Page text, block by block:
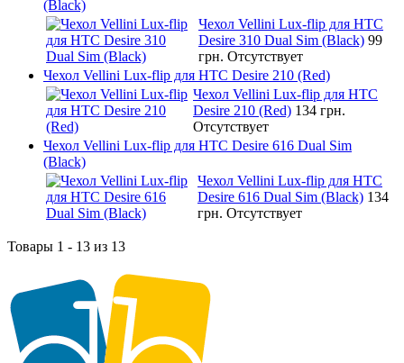
(Black)
Чехол Vellini Lux-flip для HTC
Desire 310 Dual Sim (Black) 99
грн. Отсутствует
Чехол Vellini Lux-flip для HTC Desire 210 (Red)
Чехол Vellini Lux-flip для HTC
Desire 210 (Red) 134 грн.
Отсутствует
Чехол Vellini Lux-flip для HTC Desire 616 Dual Sim
(Black)
Чехол Vellini Lux-flip для HTC
Desire 616 Dual Sim (Black) 134
грн. Отсутствует
Товары 1 - 13 из 13